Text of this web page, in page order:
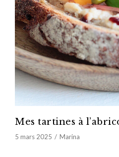
Mes tartines à
5 mars 2025 Marina